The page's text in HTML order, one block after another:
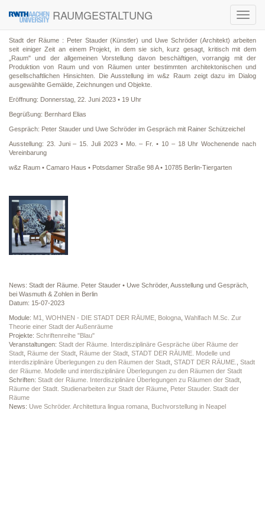
RAUMGESTALTUNG
Stadt der Räume : Peter Stauder (Künstler) und Uwe Schröder (Architekt) arbeiten
seit einiger Zeit an einem Projekt, in dem sie sich, kurz gesagt, kritisch mit dem
„Raum" und der allgemeinen Vorstellung davon beschäftigen, vorrangig mit der
Produktion von Raum und von Räumen unter bestimmten architektonischen und
gesellschaftlichen Hinsichten. Die Ausstellung im w&z Raum zeigt dazu im Dialog
ausgewählte Gemälde, Zeichnungen und Objekte.
Eröffnung: Donnerstag, 22. Juni 2023 • 19 Uhr
Begrüßung: Bernhard Elias
Gespräch: Peter Stauder und Uwe Schröder im Gespräch mit Rainer Schützeichel
Ausstellung: 23. Juni – 15. Juli 2023 • Mo. – Fr. • 10 – 18 Uhr Wochenende nach
Vereinbarung
w&z Raum • Camaro Haus • Potsdamer Straße 98 A • 10785 Berlin-Tiergarten
News: Stadt der Räume. Peter Stauder • Uwe Schröder, Ausstellung und Gespräch,
bei Wasmuth & Zohlen in Berlin
Datum: 15-07-2023
Module: M1, WOHNEN - DIE STADT DER RÄUME, Bologna Wahlfach M.Sc. Zur
Theorie einer Stadt der Außenräume
Projekte: Schriftenreihe "Blau"
Veranstaltungen: Stadt der Räume. Interdisziplinäre Gespräche über Räume der
Stadt Räume der Stadt Räume der Stadt STADT DER RÄUME. Modelle und
interdisziplinäre Überlegungen zu den Räumen der Stadt STADT DER RÄUME.
Stadt
der Räume. Modelle und interdisziplinäre Überlegungen zu den Räumen der Stadt
Schriften: Stadt der Räume. Interdisziplinäre Überlegungen zu Räumen der Stadt
Räume der Stadt. Studienarbeiten zur Stadt der Räume Peter Stauder. Stadt der
Räume
News: Uwe Schröder. Architettura lingua romana, Buchvorstellung in Neapel